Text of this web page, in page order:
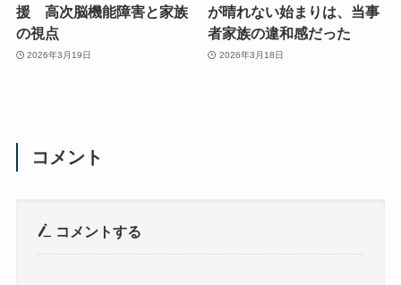
援 高次脳機能障害と家族
の視点
2026年3月19日
が晴れない始まりは、当事
者家族の違和感だった
2026年3月18日
コメント
コメントする